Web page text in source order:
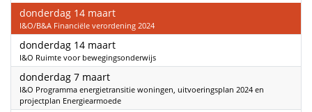
donderdag 14 maart2024
I&O/B&A Financiële verordening 2024
donderdag 14 maart2024
I&O Ruimte voor bewegingsonderwijs
donderdag 7 maart2024
I&O Programma energietransitie woningen, uitvoeringsplan 2024 en
projectplan Energiearmoede